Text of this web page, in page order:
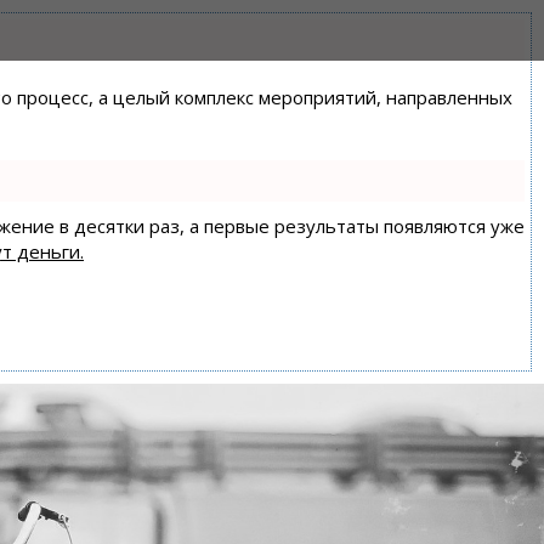
процесс, а целый комплекс мероприятий, направленных
в десятки раз, а первые результаты появляются уже
деньги.